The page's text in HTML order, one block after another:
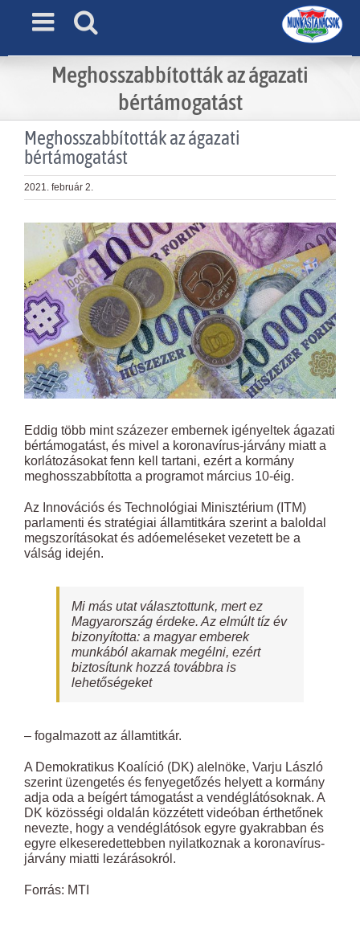
Meghosszabbították az ágazati
bértámogatást
Meghosszabbították az ágazati
bértámogatást
2021. február 2.
View
Larger
Image
Eddig több mint százezer embernek igényeltek ágazati
bértámogatást, és mivel a koronavírus-járvány miatt a
korlátozásokat fenn kell tartani, ezért a kormány
meghosszabbította a programot március 10-éig.
Az Innovációs és Technológiai Minisztérium (ITM)
parlamenti és stratégiai államtitkára szerint a baloldal
megszorításokat és adóemeléseket vezetett be a
válság idején.
Mi más utat választottunk, mert ez
Magyarország érdeke. Az elmúlt tíz év
bizonyította: a magyar emberek
munkából akarnak megélni, ezért
biztosítunk hozzá továbbra is
lehetőségeket
– fogalmazott az államtitkár.
A Demokratikus Koalíció (DK) alelnöke, Varju László
szerint üzengetés és fenyegetőzés helyett a kormány
adja oda a beígért támogatást a vendéglátósoknak. A
DK közösségi oldalán közzétett videóban érthetőnek
nevezte, hogy a vendéglátósok egyre gyakrabban és
egyre elkeseredettebben nyilatkoznak a koronavírus-
járvány miatti lezárásokról.
Forrás: MTI